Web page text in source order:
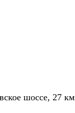
шоссе, 27 км